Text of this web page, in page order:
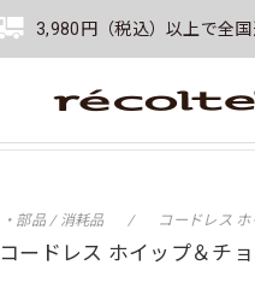
3,980円（税込）以上で全
・部品 / 消耗品 コードレス
コードレス ホイップ＆チ